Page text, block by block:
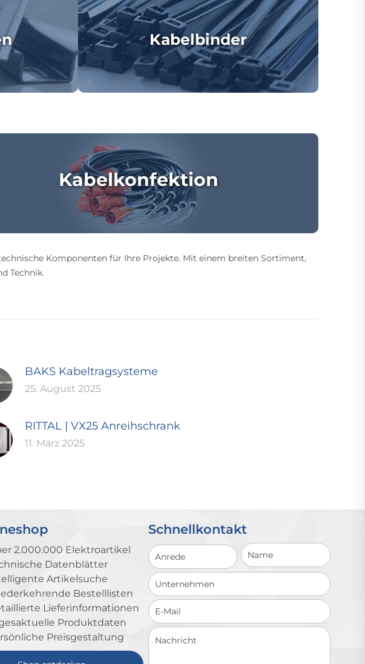
Kabelbinder
Kabelkonfektion
Komponenten für Ihre Projekte. Mit einem breiten Sortiment,
Technik.
BAKS Kabeltragsysteme
25. August 2025
RITTAL | VX25 Anreihschrank
11. März 2025
2.000.000 Elektroartikel
Datenblätter
Artikelsuche
Bestelllisten
Lieferinformationen
Produktdaten
Preisgestaltung
Schnellkontakt
Schnellkontakt